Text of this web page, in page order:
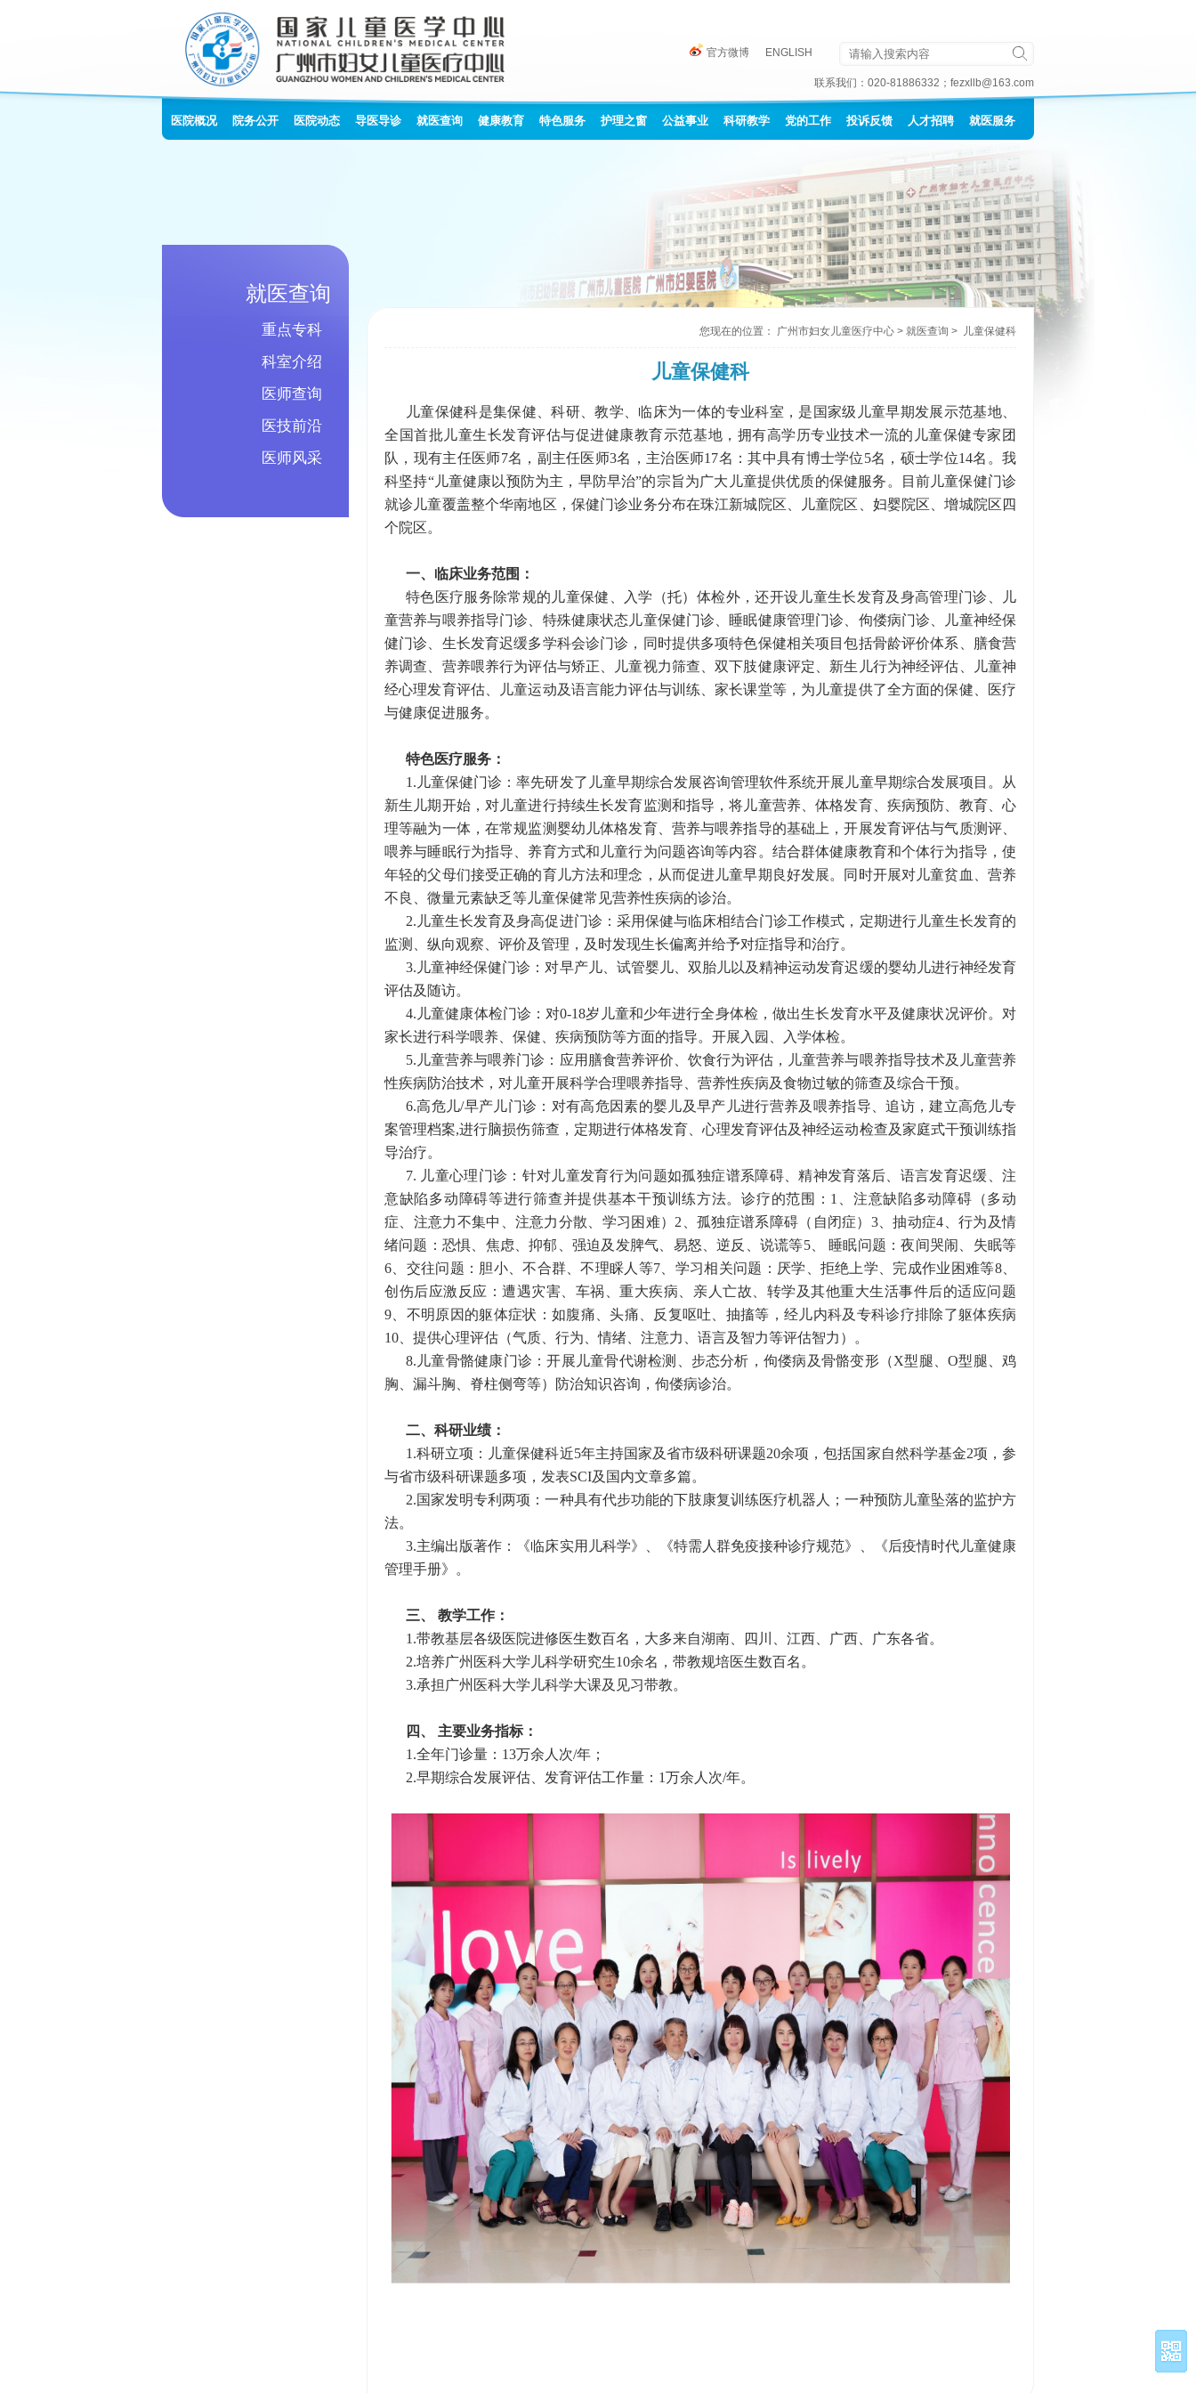
官方微博 ENGLISH
联系我们： 020-81886332 ； fezxllb@163.com
医院概况 院务公开 医院动态 导医导诊 就医查询 健康教育 特色服务 护理之窗 公益事业 科研教学 党的工作 投诉反馈 人才招聘 就医服务
就医查询
重点专科
科室介绍
医师查询
医技前沿
医师风采
您现在的位置： 广州市妇女儿童医疗中心 > 就医查询 > 儿童保健科
儿童保健科
儿童保健科是集保健、科研、教学、临床为一体的专业科室，是国家级儿童早期发展示范基地、
全国首批儿童生长发育评估与促进健康教育示范基地，拥有高学历专业技术一流的儿童保健专家团
队，现有主任医师7名，副主任医师3名，主治医师17名：其中具有博士学位5名，硕士学位14名。我
科坚持“儿童健康以预防为主，早防早治”的宗旨为广大儿童提供优质的保健服务。目前儿童保健门诊
就诊儿童覆盖整个华南地区，保健门诊业务分布在珠江新城院区、儿童院区、妇婴院区、增城院区四
个院区。
一、临床业务范围：
特色医疗服务除常规的儿童保健、入学（托）体检外，还开设儿童生长发育及身高管理门诊、儿
童营养与喂养指导门诊、特殊健康状态儿童保健门诊、睡眠健康管理门诊、佝偻病门诊、儿童神经保
健门诊、生长发育迟缓多学科会诊门诊，同时提供多项特色保健相关项目包括骨龄评价体系、膳食营
养调查、营养喂养行为评估与矫正、儿童视力筛查、双下肢健康评定、新生儿行为神经评估、儿童神
经心理发育评估、儿童运动及语言能力评估与训练、家长课堂等，为儿童提供了全方面的保健、医疗
与健康促进服务。
特色医疗服务：
1.儿童保健门诊：率先研发了儿童早期综合发展咨询管理软件系统开展儿童早期综合发展项目。从
新生儿期开始，对儿童进行持续生长发育监测和指导，将儿童营养、体格发育、疾病预防、教育、心
理等融为一体，在常规监测婴幼儿体格发育、营养与喂养指导的基础上，开展发育评估与气质测评、
喂养与睡眠行为指导、养育方式和儿童行为问题咨询等内容。结合群体健康教育和个体行为指导，使
年轻的父母们接受正确的育儿方法和理念，从而促进儿童早期良好发展。同时开展对儿童贫血、营养
不良、微量元素缺乏等儿童保健常见营养性疾病的诊治。
2.儿童生长发育及身高促进门诊：采用保健与临床相结合门诊工作模式，定期进行儿童生长发育的
监测、纵向观察、评价及管理，及时发现生长偏离并给予对症指导和治疗。
3.儿童神经保健门诊：对早产儿、试管婴儿、双胎儿以及精神运动发育迟缓的婴幼儿进行神经发育
评估及随访。
4.儿童健康体检门诊：对0-18岁儿童和少年进行全身体检，做出生长发育水平及健康状况评价。对
家长进行科学喂养、保健、疾病预防等方面的指导。开展入园、入学体检。
5.儿童营养与喂养门诊：应用膳食营养评价、饮食行为评估，儿童营养与喂养指导技术及儿童营养
性疾病防治技术，对儿童开展科学合理喂养指导、营养性疾病及食物过敏的筛查及综合干预。
6.高危儿/早产儿门诊：对有高危因素的婴儿及早产儿进行营养及喂养指导、追访，建立高危儿专
案管理档案,进行脑损伤筛查，定期进行体格发育、心理发育评估及神经运动检查及家庭式干预训练指
导治疗。
7. 儿童心理门诊：针对儿童发育行为问题如孤独症谱系障碍、精神发育落后、语言发育迟缓、注
意缺陷多动障碍等进行筛查并提供基本干预训练方法。诊疗的范围：1、注意缺陷多动障碍（多动
症、注意力不集中、注意力分散、学习困难）2、孤独症谱系障碍（自闭症）3、抽动症4、行为及情
绪问题：恐惧、焦虑、抑郁、强迫及发脾气、易怒、逆反、说谎等5、 睡眠问题：夜间哭闹、失眠等
6、交往问题：胆小、不合群、不理睬人等7、学习相关问题：厌学、拒绝上学、完成作业困难等8、
创伤后应激反应：遭遇灾害、车祸、重大疾病、亲人亡故、转学及其他重大生活事件后的适应问题
9、不明原因的躯体症状：如腹痛、头痛、反复呕吐、抽搐等，经儿内科及专科诊疗排除了躯体疾病
10、提供心理评估（气质、行为、情绪、注意力、语言及智力等评估智力）。
8.儿童骨骼健康门诊：开展儿童骨代谢检测、步态分析，佝偻病及骨骼变形（X型腿、O型腿、鸡
胸、漏斗胸、脊柱侧弯等）防治知识咨询，佝偻病诊治。
二、科研业绩：
1.科研立项：儿童保健科近5年主持国家及省市级科研课题20余项，包括国家自然科学基金2项，参
与省市级科研课题多项，发表SCI及国内文章多篇。
2.国家发明专利两项：一种具有代步功能的下肢康复训练医疗机器人；一种预防儿童坠落的监护方
法。
3.主编出版著作：《临床实用儿科学》、《特需人群免疫接种诊疗规范》、《后疫情时代儿童健康
管理手册》。
三、 教学工作：
1.带教基层各级医院进修医生数百名，大多来自湖南、四川、江西、广西、广东各省。
2.培养广州医科大学儿科学研究生10余名，带教规培医生数百名。
3.承担广州医科大学儿科学大课及见习带教。
四、 主要业务指标：
1.全年门诊量：13万余人次/年；
2.早期综合发展评估、发育评估工作量：1万余人次/年。